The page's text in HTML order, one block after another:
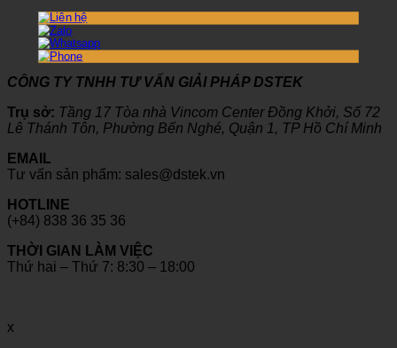
CÔNG TY TNHH TƯ VẤN GIẢI PHÁP DSTEK
Trụ sở: Tầng 17 Tòa nhà Vincom Center Đồng Khởi, Số 72
Lê Thánh Tôn, Phường Bến Nghé, Quận 1, TP Hồ Chí Minh
EMAIL
Tư vấn sản phẩm: sales@dstek.vn
HOTLINE
(+84) 838 36 35 36
THỜI GIAN LÀM VIỆC
Thứ hai – Thứ 7: 8:30 – 18:00
x